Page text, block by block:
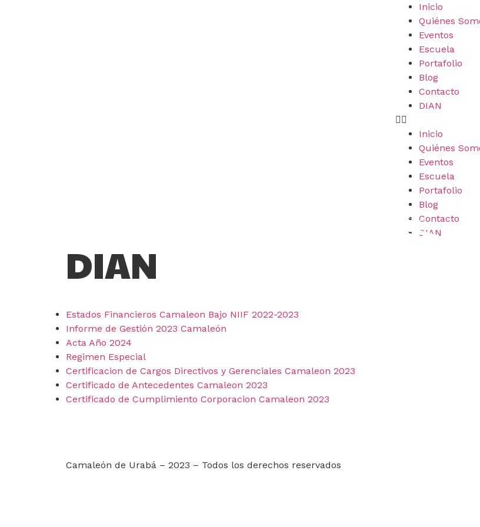
Inicio
Quiénes
Eventos
Escuela
Portafolio
Blog
Contacto
DIAN
Inicio
Quiénes
Eventos
Escuela
Portafolio
Blog
Contacto
DIAN
DIAN
Estados Financieros Camaleon Bajo NIIF 2022-2023
Informe de Gestión 2023 Camaleón
Acta Año 2024
Regimen Especial
Certificacion de Cargos Directivos y Gerenciales Camaleon 2023
Certificado de Antecedentes Camaleon 2023
Certificado de Cumplimiento Corporacion Camaleon 2023
Camaleón de Urabá – 2023 – Todos los derechos reservados